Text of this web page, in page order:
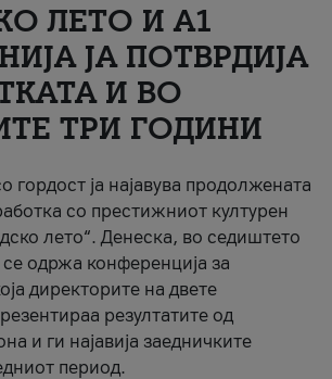
ЛЕТО И A1
ЈА ПОТВРДИЈА
И ВО
ТРИ ГОДИНИ
гордост ја најавува продолжената
со престижниот културен
лето“. Денеска, во седиштето
одржа конференција за
директорите на двете
резултатите од
и ги најавија заедничките
период.